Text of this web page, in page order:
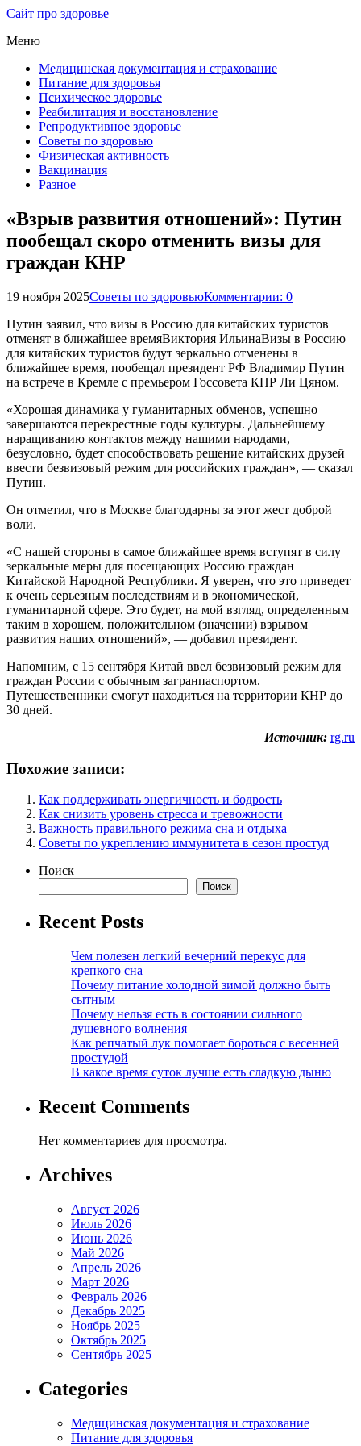
Сайт про здоровье
Меню
Медицинская документация и страхование
Питание для здоровья
Психическое здоровье
Реабилитация и восстановление
Репродуктивное здоровье
Советы по здоровью
Физическая активность
Вакцинация
Разное
«Взрыв развития отношений»: Путин
пообещал скоро отменить визы для
граждан КНР
19 ноября 2025Советы по здоровьюКомментарии: 0
Путин заявил, что визы в Россию для китайских туристов
отменят в ближайшее времяВиктория ИльинаВизы в Россию
для китайских туристов будут зеркально отменены в
ближайшее время, пообещал президент РФ Владимир Путин
на встрече в Кремле с премьером Госсовета КНР Ли Цяном.
«Хорошая динамика у гуманитарных обменов, успешно
завершаются перекрестные годы культуры. Дальнейшему
наращиванию контактов между нашими народами,
безусловно, будет способствовать решение китайских друзей
ввести безвизовый режим для российских граждан», — сказал
Путин.
Он отметил, что в Москве благодарны за этот жест доброй
воли.
«С нашей стороны в самое ближайшее время вступят в силу
зеркальные меры для посещающих Россию граждан
Китайской Народной Республики. Я уверен, что это приведет
к очень серьезным последствиям и в экономической,
гуманитарной сфере. Это будет, на мой взгляд, определенным
таким в хорошем, положительном (значении) взрывом
развития наших отношений», — добавил президент.
Напомним, с 15 сентября Китай ввел безвизовый режим для
граждан России с обычным загранпаспортом.
Путешественники смогут находиться на территории КНР до
30 дней.
Источник: rg.ru
Похожие записи:
Как поддерживать энергичность и бодрость
Как снизить уровень стресса и тревожности
Важность правильного режима сна и отдыха
Советы по укреплению иммунитета в сезон простуд
Поиск
Поиск
Recent Posts
Чем полезен легкий вечерний перекус для
крепкого сна
Почему питание холодной зимой должно быть
сытным
Почему нельзя есть в состоянии сильного
душевного волнения
Как репчатый лук помогает бороться с весенней
простудой
В какое время суток лучше есть сладкую дыню
Recent Comments
Нет комментариев для просмотра.
Archives
Август 2026
Июль 2026
Июнь 2026
Май 2026
Апрель 2026
Март 2026
Февраль 2026
Декабрь 2025
Ноябрь 2025
Октябрь 2025
Сентябрь 2025
Categories
Медицинская документация и страхование
Питание для здоровья